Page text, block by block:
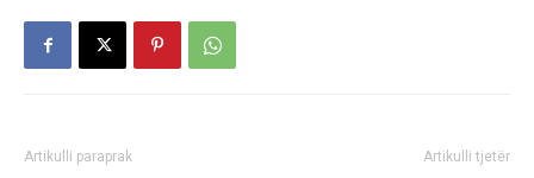
Artikulli paraprak Artikulli tjetër